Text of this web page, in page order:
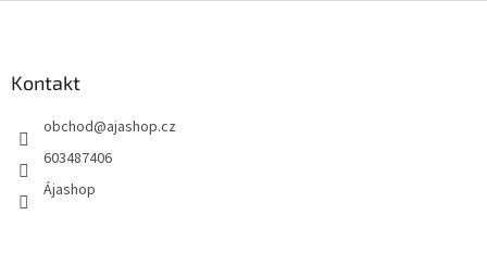
Kontakt
obchod@ajashop.cz
603487406
Ájashop